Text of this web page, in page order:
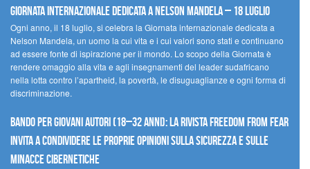
Giornata internazionale dedicata a Nelson Mandela – 18 luglio
Ogni anno, il 18 luglio, si celebra la Giornata internazionale dedicata a
Nelson Mandela, un uomo la cui vita e i cui valori sono stati e continuano
ad essere fonte di ispirazione per il mondo. Lo scopo della Giornata è
rendere omaggio alla vita e agli insegnamenti del leader sudafricano
nella lotta contro l’apartheid, la povertà, le disuguaglianze e ogni forma di
discriminazione.
Bando per giovani autori (18–32 anni): la Rivista Freedom From Fear
invita a condividere le proprie opinioni sulla sicurezza e sulle
minacce cibernetiche